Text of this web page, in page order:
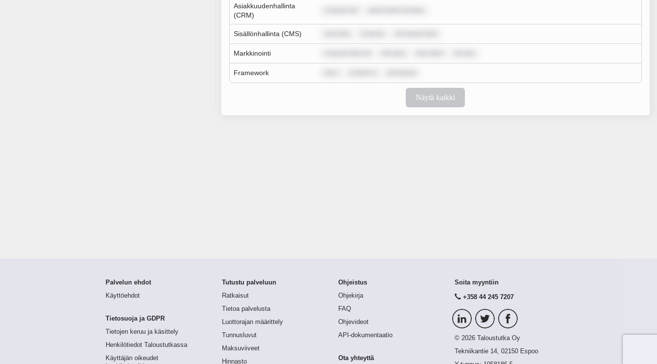
Asiakkuudenhallinta
(CRM)
Sisällönhallinta (CMS)
Markkinointi
Framework
Näytä kaikki
Palvelun ehdot
Käyttöehdot
Tietosuoja ja GDPR
Tietojen keruu ja käsittely
Henkilötiedot Taloustutkassa
Käyttäjän oikeudet
Tutustu palveluun
Ratkaisut
Tietoa palvelusta
Luottorajan määrittely
Tunnusluvut
Maksuviiveet
Hinnasto
Ohjeistus
Ohjekirja
FAQ
Ohjevideot
API-dokumentaatio
Ota yhteyttä
Soita myyntiin
+358 44 245 7207
© 2026 Taloustutka Oy
Tekniikantie 14, 02150 Espoo